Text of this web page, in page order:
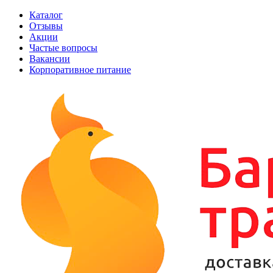
Каталог
Отзывы
Акции
Частые вопросы
Вакансии
Корпоративное питание